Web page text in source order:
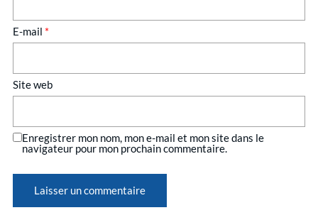
E-mail *
Site web
Enregistrer mon nom, mon e-mail et mon site dans le
navigateur pour mon prochain commentaire.